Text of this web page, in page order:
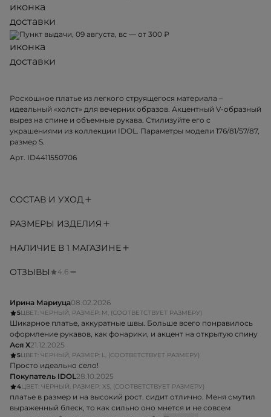
Пункт выдачи, 09 августа, вс — от 300 ₽
Роскошное платье из легкого струящегося материала –
идеальный «холст» для вечерних образов. Акцентный V-образный
вырез на спине и объемные рукава. Стилизуйте его с
украшениями из коллекции IDOL. Параметры модели 176/81/57/87,
размер S.
Арт. ID4411550706
СОСТАВ И УХОД
РАЗМЕРЫ ИЗДЕЛИЯ
НАЛИЧИЕ В 1 МАГАЗИНЕ
ОТЗЫВЫ 4.6
Ирина Мариуца08.02.2026
5ЦВЕТ: ЧЕРНЫЙ, РАЗМЕР: M, (СООТВЕТСТВУЕТ РАЗМЕРУ)
Шикарное платье, аккуратные швы. Больше всего понравилось
оформление рукавов, как фонарики, и акцент на открытую спину
Ася Х21.12.2025
5ЦВЕТ: ЧЕРНЫЙ, РАЗМЕР: L, (СООТВЕТСТВУЕТ РАЗМЕРУ)
Просто идеально село!
Покупатель IDOL28.10.2025
4ЦВЕТ: ЧЕРНЫЙ, РАЗМЕР: XS, (СООТВЕТСТВУЕТ РАЗМЕРУ)
платье в размер и на высокий рост. сидит отлично. Меня смутил
выраженный блеск, то как сильно оно мнется и не совсем